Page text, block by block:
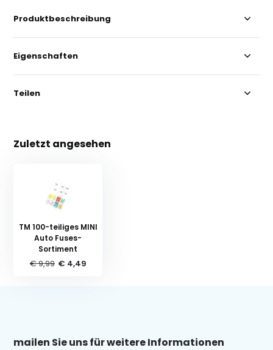
Produktbeschreibung
Eigenschaften
Teilen
Zuletzt angesehen
TM 100-teiliges MINI
Auto Fuses-
Sortiment
€ 9,99 € 4,49
mailen Sie uns für weitere Informationen